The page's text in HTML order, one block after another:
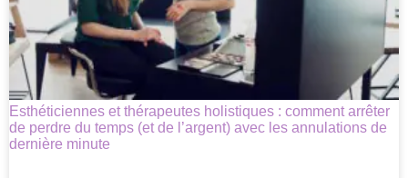
Esthéticiennes et thérapeutes holistiques : comment arrêter
de perdre du temps (et de l’argent) avec les annulations de
dernière minute